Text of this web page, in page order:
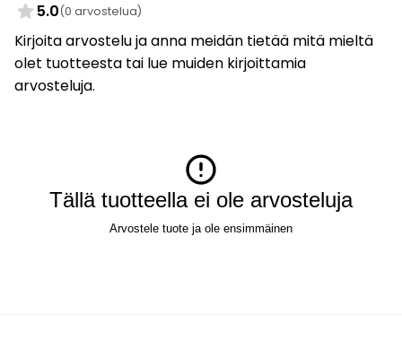
5.0(0 arvostelua)
Kirjoita arvostelu ja anna meidän tietää mitä mieltä
olet tuotteesta tai lue muiden kirjoittamia
arvosteluja.
Tällä tuotteella ei ole arvosteluja
Arvostele tuote ja ole ensimmäinen